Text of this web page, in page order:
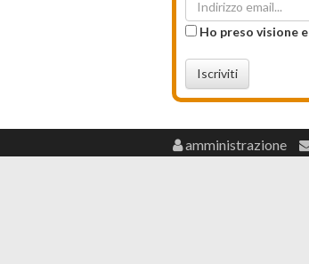
Ho preso visione
Iscriviti
amministrazione